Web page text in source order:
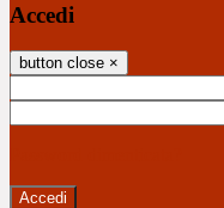
Accedi
button close ×